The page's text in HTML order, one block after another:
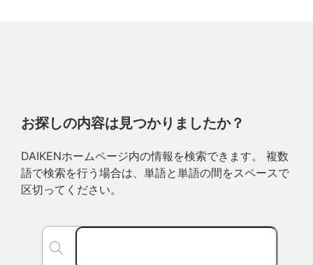
お探しの内容は見つかりましたか？
DAIKENホームページ内の情報を検索できます。 複数
語で検索を行う場合は、単語と単語の間をスペースで
区切ってください。